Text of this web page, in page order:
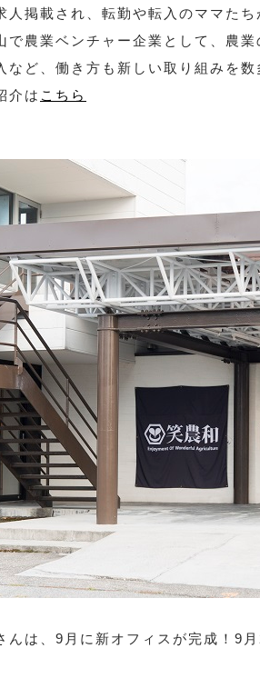
人掲載され、転勤や転入のママた
で農業ベンチャー企業として、農
など、働き方も新しい取り組みを数
介は こちら
んは、9月に新オフィスが完成！9